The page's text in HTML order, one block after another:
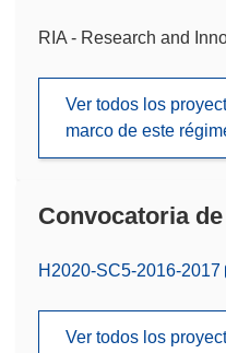
RIA - Research and
Ver todos los
marco de este
Convocatoria
(se
H2020-SC5-2016-2017
Ver todos los